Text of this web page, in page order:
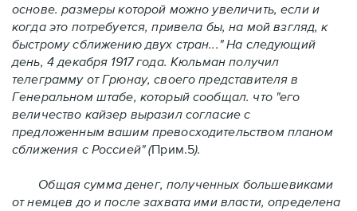
основе. размеры которой можно увеличить, если и
когда это потребуется, привела бы, на мой взгляд, к
быстрому сближению двух стран..." На следующий
день, 4 декабря 1917 года. Кюльман получил
телеграмму от Грюнау, своего представителя в
Генеральном штабе, который сообщал. что "его
величество кайзер выразил согласие с
предложенным вашим превосходительством планом
сближения с Россией" (Прим.5).
Общая сумма денег, полученных большевиками
от немцев до и после захвата ими власти, определена